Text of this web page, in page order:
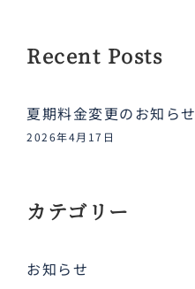
Recent Posts
夏期料金変更のお知らせ
2026年4月17日
カテゴリー
お知らせ